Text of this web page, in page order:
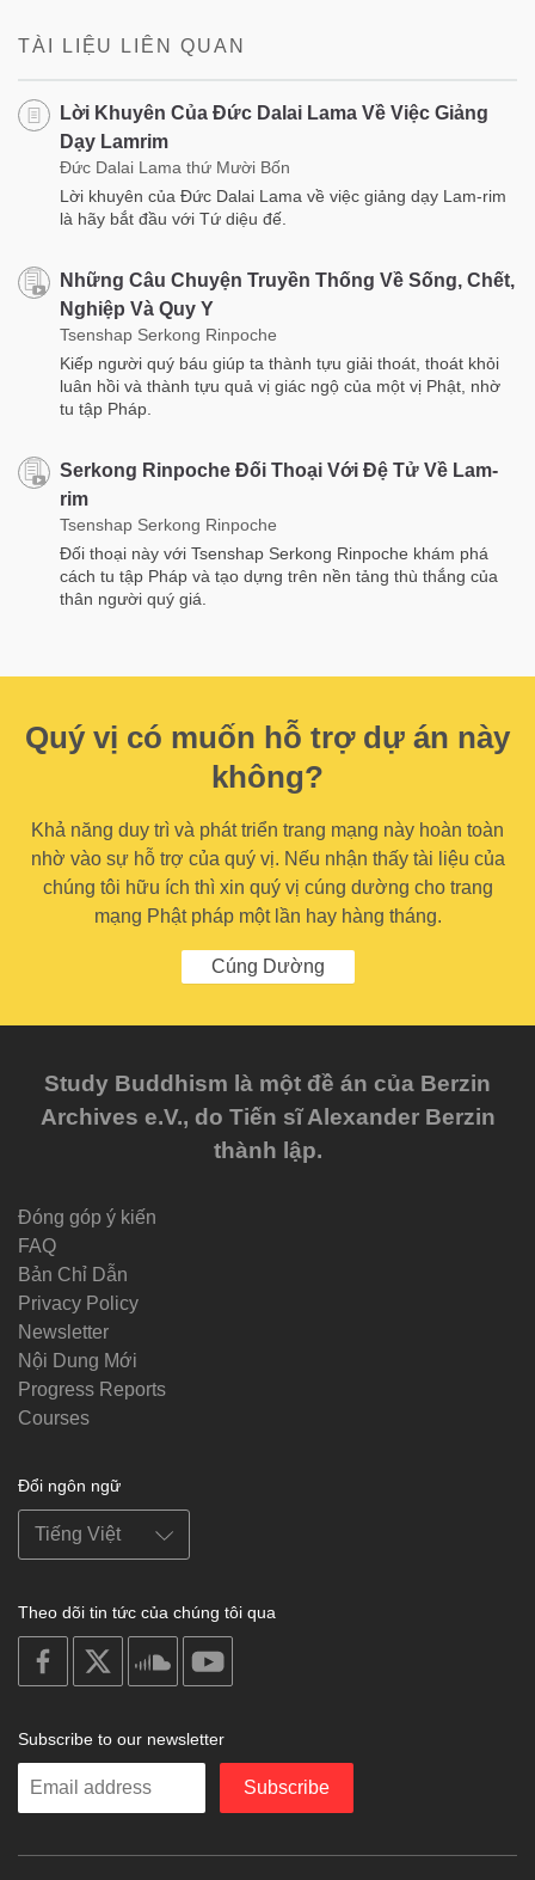
TÀI LIỆU LIÊN QUAN
Lời Khuyên Của Đức Dalai Lama Về Việc Giảng
Dạy Lamrim
Đức Dalai Lama thứ Mười Bốn
Lời khuyên của Đức Dalai Lama về việc giảng dạy Lam-rim
là hãy bắt đầu với Tứ diệu đế.
Những Câu Chuyện Truyền Thống Về Sống, Chết,
Nghiệp Và Quy Y
Tsenshap Serkong Rinpoche
Kiếp người quý báu giúp ta thành tựu giải thoát, thoát khỏi
luân hồi và thành tựu quả vị giác ngộ của một vị Phật, nhờ
tu tập Pháp.
Serkong Rinpoche Đối Thoại Với Đệ Tử Về Lam-
rim
Tsenshap Serkong Rinpoche
Đối thoại này với Tsenshap Serkong Rinpoche khám phá
cách tu tập Pháp và tạo dựng trên nền tảng thù thắng của
thân người quý giá.
Quý vị có muốn hỗ trợ dự án này
không?
Khả năng duy trì và phát triển trang mạng này hoàn toàn
nhờ vào sự hỗ trợ của quý vị. Nếu nhận thấy tài liệu của
chúng tôi hữu ích thì xin quý vị cúng dường cho trang
mạng Phật pháp một lần hay hàng tháng.
Cúng Dường
Study Buddhism là một đề án của Berzin
Archives e.V., do Tiến sĩ Alexander Berzin
thành lập.
Đóng góp ý kiến
FAQ
Bản Chỉ Dẫn
Privacy Policy
Newsletter
Nội Dung Mới
Progress Reports
Courses
Đổi ngôn ngữ
Theo dõi tin tức của chúng tôi qua
on
facebook
soundcloud
Subscribe to our newsletter
Enter
Subscribe